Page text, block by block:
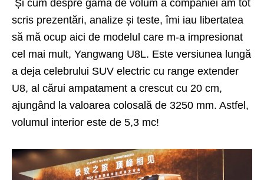
Și cum despre gama de volum a companiei am tot
scris prezentări, analize și teste, îmi iau libertatea
să mă ocup aici de modelul care m-a impresionat
cel mai mult, Yangwang U8L. Este versiunea lungă
a deja celebrului SUV electric cu range extender
U8, al cărui ampatament a crescut cu 20 cm,
ajungând la valoarea colosală de 3250 mm. Astfel,
volumul interior este de 5,3 mc!